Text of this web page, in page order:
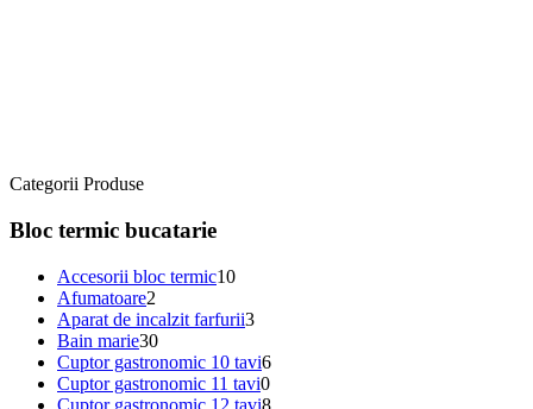
Categorii Produse
Bloc termic bucatarie
Accesorii bloc termic10
Afumatoare2
Aparat de incalzit farfurii3
Bain marie30
Cuptor gastronomic 10 tavi6
Cuptor gastronomic 11 tavi0
Cuptor gastronomic 12 tavi8